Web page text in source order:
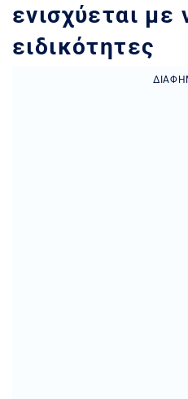
ενισχύεται με
ειδικότητες